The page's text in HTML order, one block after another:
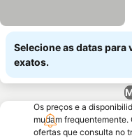
Selecione as datas para
exatos.
Os preços e a
mudam
ofertas que consulta no